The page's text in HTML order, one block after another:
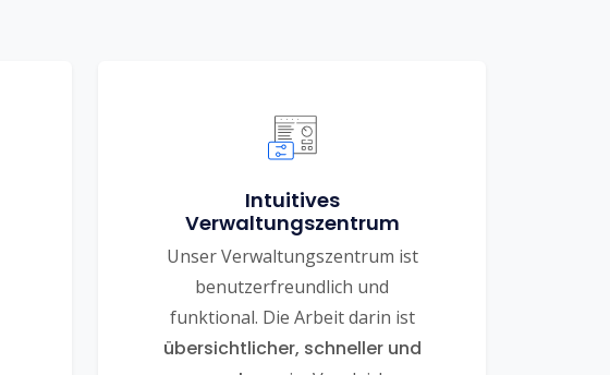
Intuitives
Verwaltungszentrum
Unser Verwaltungszentrum ist
benutzerfreundlich und
funktional. Die Arbeit darin ist
übersichtlicher, schneller und